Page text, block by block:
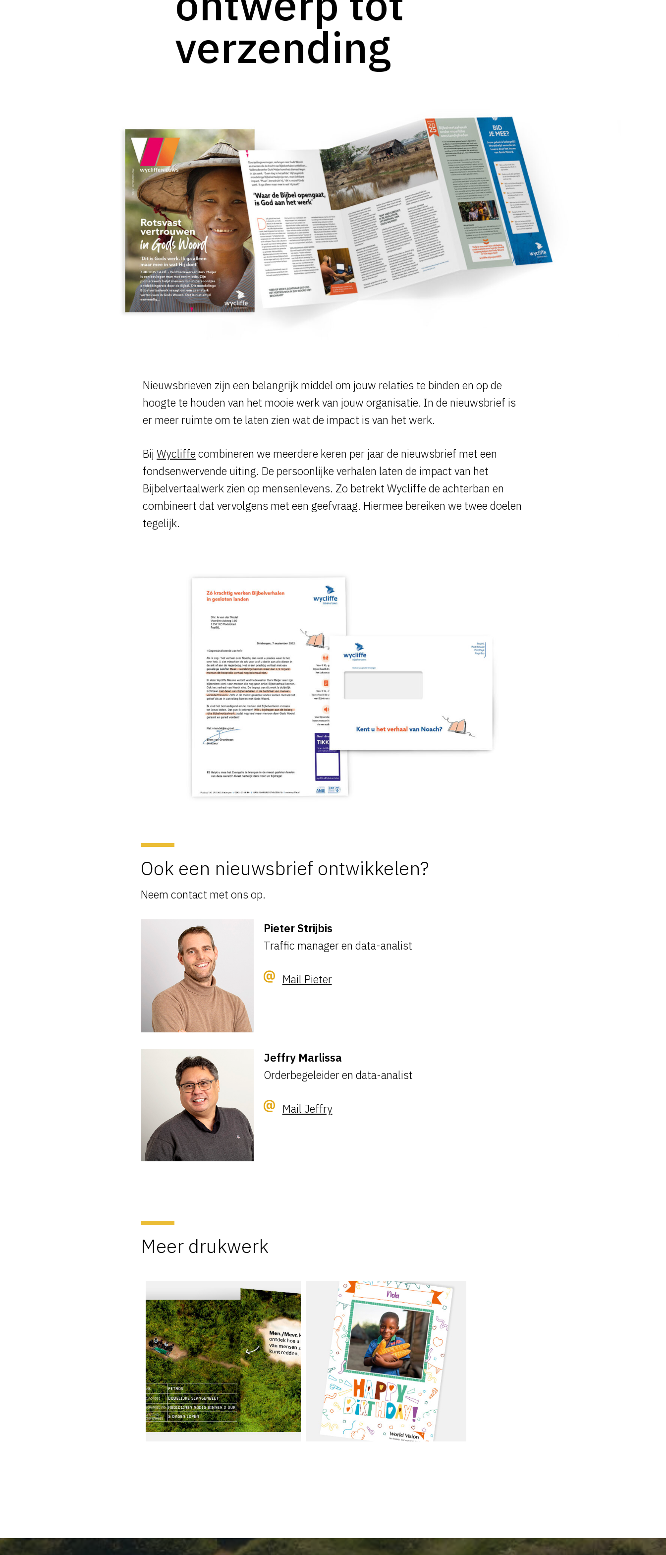
verzending
Nieuwsbrieven zijn een belangrijk middel om jouw relaties te binden en op de
hoogte te houden van het mooie werk van jouw organisatie. In de nieuwsbrief is
er meer ruimte om te laten zien wat de impact is van het werk.
BijWycliffe combineren we meerdere keren per jaar de nieuwsbrief met een
fondsenwervende uiting. De persoonlijke verhalen laten de impact van het
Bijbelvertaalwerk zien op mensenlevens. Zo betrekt Wycliffe de achterban en
combineert dat vervolgens met een geefvraag. Hiermee bereiken we twee doelen
tegelijk.
Ook een nieuwsbrief ontwikkelen?
Neem contact met ons op.
Pieter Strijbis
Traffic manager en data-analist
Mail Pieter
Jeffry Marlissa
Orderbegeleider en data-analist
Mail Jeffry
Meer drukwerk